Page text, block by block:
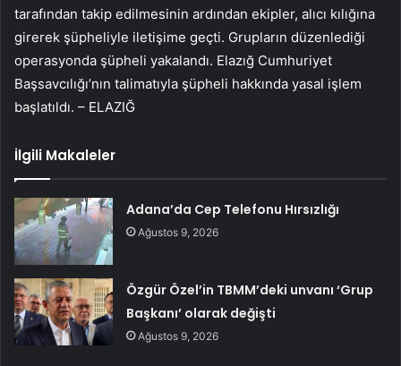
tarafından takip edilmesinin ardından ekipler, alıcı kılığına
girerek şüpheliyle iletişime geçti. Grupların düzenlediği
operasyonda şüpheli yakalandı. Elazığ Cumhuriyet
Başsavcılığı’nın talimatıyla şüpheli hakkında yasal işlem
başlatıldı. – ELAZIĞ
İlgili Makaleler
Adana’da Cep Telefonu Hırsızlığı
Ağustos 9, 2026
Özgür Özel’in TBMM’deki unvanı ‘Grup
Başkanı’ olarak değişti
Ağustos 9, 2026